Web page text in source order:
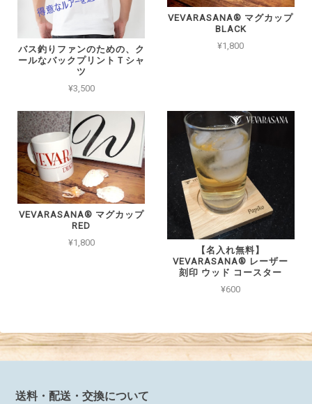
バス釣りファンのための、ク
ールなバックプリントＴシャ
ツ
¥3,500
VEVARASANA®︎ マグカップ
BLACK
¥1,800
VEVARASANA®︎ マグカップ
RED
¥1,800
【名入れ無料】
VEVARASANA® レーザー
刻印 ウッド コースター
¥600
送料・配送・交換について